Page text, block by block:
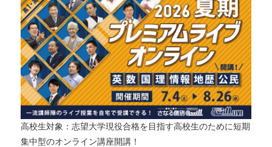
高校生対象：志望大学現役合格を目指す高校生のために短期
集中型のオンライン講座開講！